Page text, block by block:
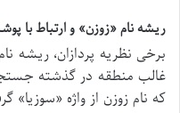
ریشه نام «زوزن» و ارتباط با
برخی نظریه پردازان، ریشه
غالب منطقه در گذشته
که نام زوزن از واژه